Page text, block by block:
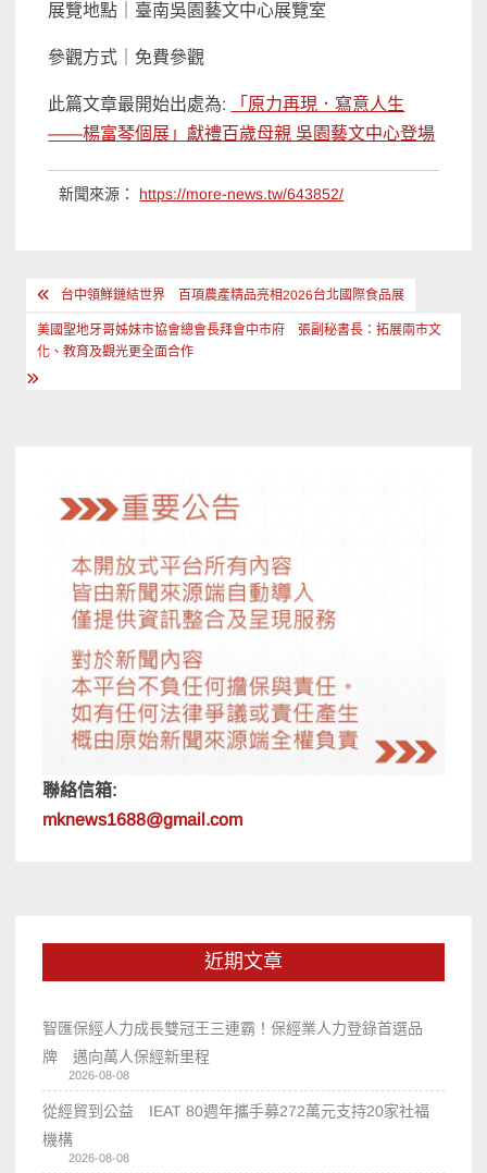
展覽地點｜臺南吳園藝文中心展覽室
參觀方式｜免費參觀
此篇文章最開始出處為:
「原力再現．寫意人生
——楊富琴個展」獻禮百歲母親 吳園藝文中心登場
新聞來源： https://more-news.tw/643852/
文
章
導
台中領鮮鏈結世界 百項農產精品亮相2026台北國際食品展
美國聖地牙哥姊妹市協會總會長拜會中市府 張副秘書長：拓展兩市文
化、教育及觀光更全面合作
聯絡信箱:
mknews1688@gmail.com
近期文章
智匯保經人力成長雙冠王三連霸！保經業人力登錄首選品
牌 邁向萬人保經新里程
2026-08-08
從經貿到公益 IEAT 80週年攜手募272萬元支持20家社福
機構
2026-08-08